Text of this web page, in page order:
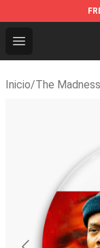
Open menu
The
Inicio/The